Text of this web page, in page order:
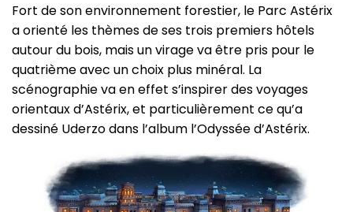
Fort de son environnement forestier, le Parc Astérix
a orienté les thèmes de ses trois premiers hôtels
autour du bois, mais un virage va être pris pour le
quatrième avec un choix plus minéral. La
scénographie va en effet s’inspirer des voyages
orientaux d’Astérix, et particulièrement ce qu’a
dessiné Uderzo dans l’album l’Odyssée d’Astérix.